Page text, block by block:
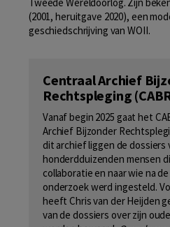
(2001, heruitgave 2020), een
geschiedschrijving van WOII.
Centraal Archief
Rechtspleging
Vanaf begin 2025 gaat het
Archief Bijzonder
dit archief liggen de dossiers
honderdduizenden mensen
collaboratie en naar wie na
onderzoek werd ingesteld.
heeft Chris van der Heijden
van de dossiers over zijn